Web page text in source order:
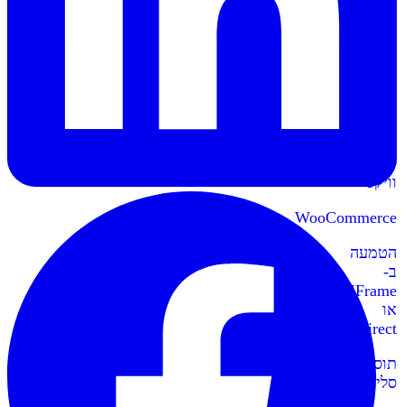
לאתרי
וויקס
WooCommerce
הטמעה
ב-
IFrame
או
Redirect
תוספי
סליקה